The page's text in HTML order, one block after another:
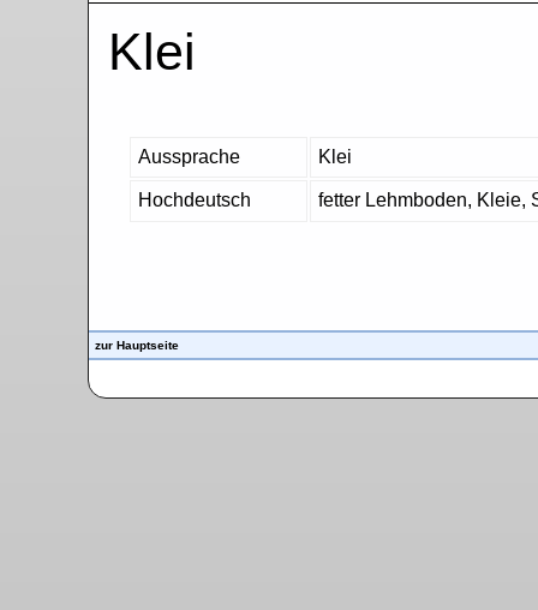
Klei
Aussprache Klei
Hochdeutsch fetter Lehmboden, Kleie,
zur Hauptseite